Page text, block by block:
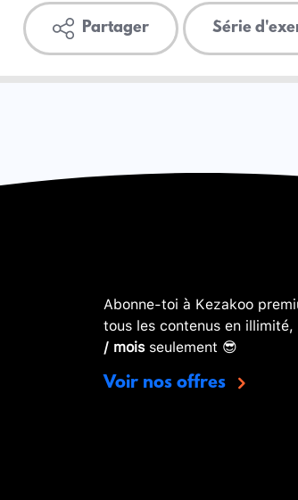
Partager Série
Abonne-toi à Kezakoo
tous les contenus en
/ moisseulement 😎
Voir nos offres